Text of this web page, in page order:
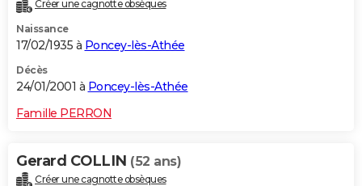
Créer une cagnotte obsèques
Naissance
17/02/1935 à Poncey-lès-Athée
Décès
24/01/2001 à Poncey-lès-Athée
Famille PERRON
Gerard COLLIN (52 ans)
Créer une cagnotte obsèques